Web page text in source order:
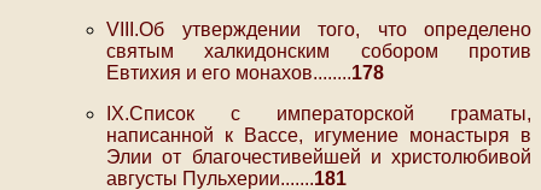
VIII.Об утверждении того, что определено
святым халкидонским собором против
Евтихия и его монахов........178
IX.Список с императорской граматы,
написанной к Вассе, игумение монастыря в
Элии от благочестивейшей и христолюбивой
августы Пульхерии.......181